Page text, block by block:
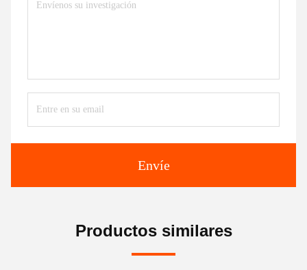
Envíe
Productos similares